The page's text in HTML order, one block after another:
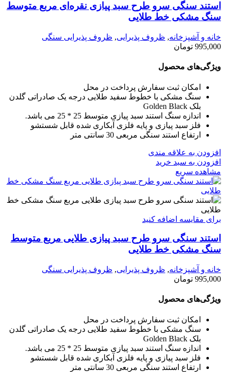
استند سنگی سرو طرح سبد پیازی نقره‌ای مربع متوسط
سنگ مشکی خط طلایی
خانه و آشپزخانه, ظروف پذیرایی, ظروف پذیرایی سنگی
995,000 تومان
ویژگی‌های محصول
امکان ثبت سفارش پرداخت در محل
سنگ مشکی با خطوط سفید طلایی درجه یک صادراتی گلدن
بلک Golden Black
اندازه سنگ استند سبد پیازی متوسط 25 * 25 می باشد.
فلز سبد پیازی و پایه فلزی آبکاری شده قابل شستشو
ارتفاع استند سنگی مربعی 30 سانتی متر
افزودن به علاقه مندی
افزودن به سبد خرید
مشاهده سریع
برای مقایسه اضافه کنید
استند سنگی سرو طرح سبد پیازی طلایی مربع متوسط
سنگ مشکی خط طلایی
خانه و آشپزخانه, ظروف پذیرایی, ظروف پذیرایی سنگی
995,000 تومان
ویژگی‌های محصول
امکان ثبت سفارش پرداخت در محل
سنگ مشکی با خطوط سفید طلایی درجه یک صادراتی گلدن
بلک Golden Black
اندازه سنگ استند سبد پیازی متوسط 25 * 25 می باشد.
فلز سبد پیازی و پایه فلزی آبکاری شده قابل شستشو
ارتفاع استند سنگی مربعی 30 سانتی متر